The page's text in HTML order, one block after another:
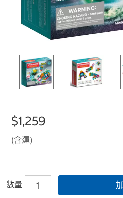
$1,259
(含運)
數量